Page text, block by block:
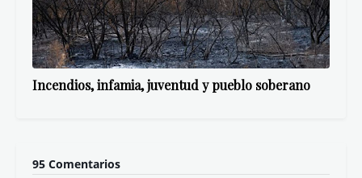
Incendios, infamia, juventud y pueblo soberano
95 Comentarios